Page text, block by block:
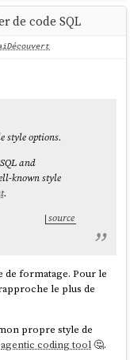
once per
de code SQL
options.
and
known style
.
source
de formatage. Pour le
le plus de
propre style de
agentic coding tool🤔.